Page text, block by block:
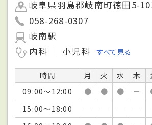
岐阜県羽島郡岐南町徳田5-
058-268-0307
岐南駅
内科
小児科 すべて見る
時間 月 火 水 木
09:00～12:00
● ● ● －
15:00～18:00
－ － － －